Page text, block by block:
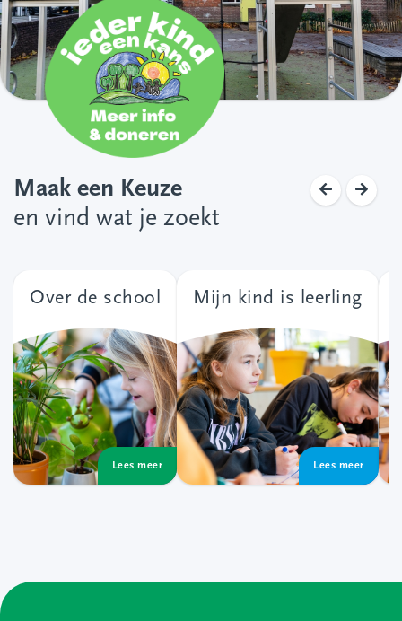
Maak een Keuze
en vind wat je zoekt
Over de school Mijn kind is leerling